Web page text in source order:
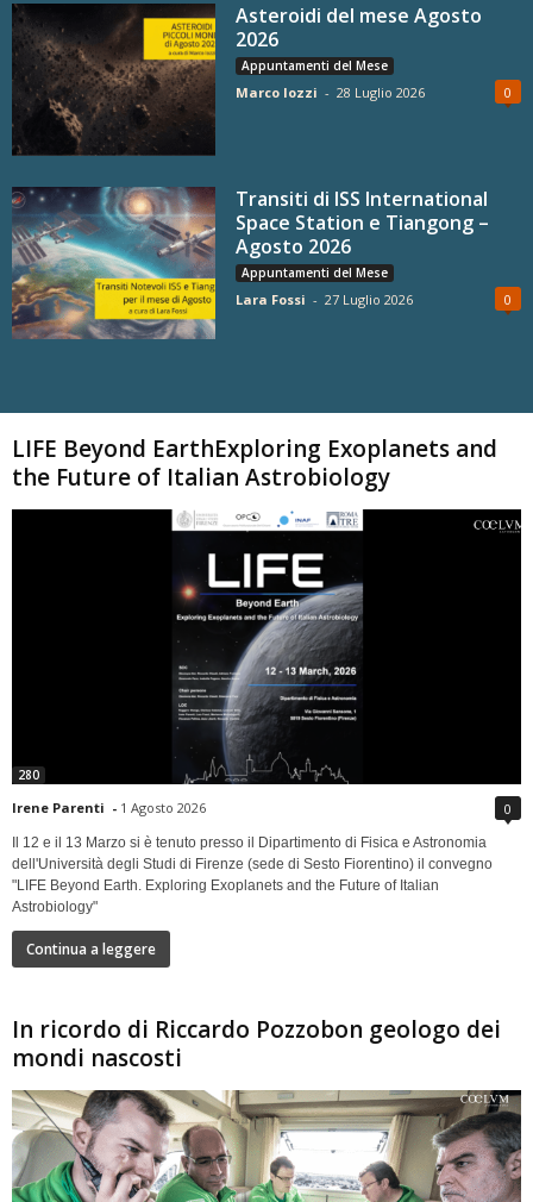
Asteroidi del mese Agosto
2026
Appuntamenti del Mese
Marco Iozzi - 28 Luglio 2026 0
Transiti di ISS International
Space Station e Tiangong –
Agosto 2026
Appuntamenti del Mese
Lara Fossi - 27 Luglio 2026 0
LIFE Beyond EarthExploring Exoplanets and
the Future of Italian Astrobiology
280
Irene Parenti - 1 Agosto 2026 0
Il 12 e il 13 Marzo si è tenuto presso il Dipartimento di Fisica e Astronomia
dell'Università degli Studi di Firenze (sede di Sesto Fiorentino) il convegno
"LIFE Beyond Earth. Exploring Exoplanets and the Future of Italian
Astrobiology"
Continua a leggere
In ricordo di Riccardo Pozzobon geologo dei
mondi nascosti